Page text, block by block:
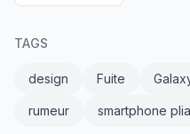
TAGS
design Fuite
rumeur smartphone